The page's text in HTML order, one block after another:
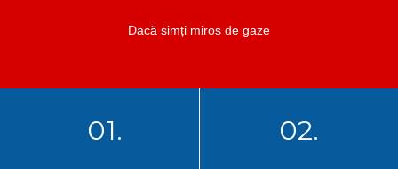
Dacă simți miros de gaze
01. 02.